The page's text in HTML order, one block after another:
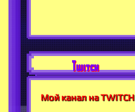
Twitch
Мой канал на TWITCH